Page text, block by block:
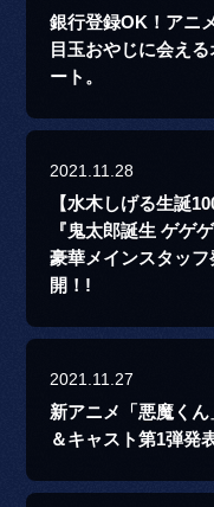
銀行登録OK！アニ
目玉おやじに会え
ート。
2021.11.28
【水木しげる生誕
『鬼太郎誕生 ゲゲ
豪華メインスタッ
開！!
2021.11.27
新アニメ「悪魔く
＆キャスト第1弾発